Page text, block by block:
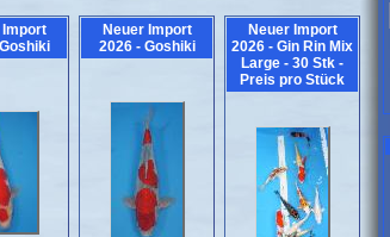
Import
Neuer Import
2026 - Goshiki
Neuer Import
2026 - Gin Rin Mix
Large - 30 Stk -
Preis pro Stück